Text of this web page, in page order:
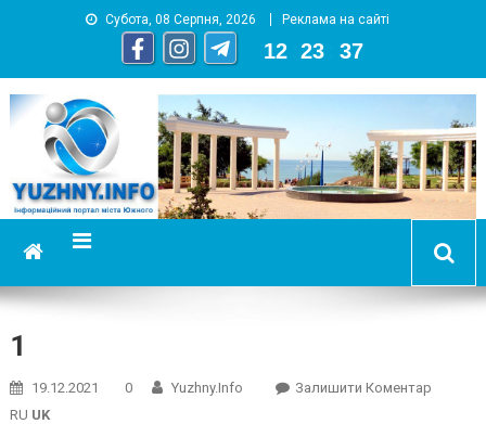
Субота, 08 Серпня, 2026 Реклама на сайті
12 23 37
YUZHNY.INFO
информационный портал города Южный
1
19.12.2021 0 Yuzhny.info Залишити КоментарOn
RU UK